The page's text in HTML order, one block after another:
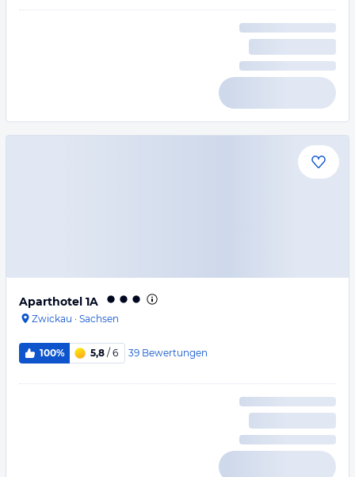
Aparthotel 1A
Zwickau · Sachsen
100% 5,8 / 6 39 Bewertungen